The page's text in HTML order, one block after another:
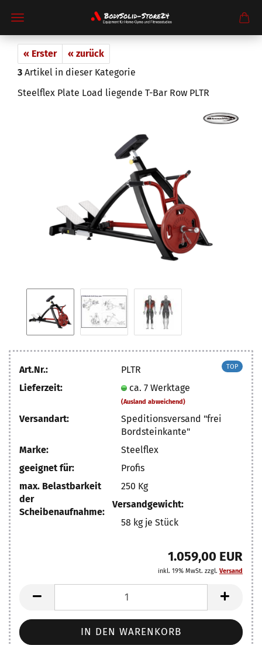
« Erster
« zurück
3 Artikel in dieser Kategorie
Steelflex Plate Load liegende T-Bar Row PLTR
TOP
Art.Nr.:
PLTR
Lieferzeit:
ca. 7 Werktage
(Ausland abweichend)
Versandart:
Speditionsversand "frei
Bordsteinkante"
Marke:
Steelflex
geeignet für:
Profis
max. Belastbarkeit
der
Scheibenaufnahme:
250 Kg
Versandgewicht:
58 kg je Stück
1.059,00 EUR
inkl. 19% MwSt. zzgl. Versand